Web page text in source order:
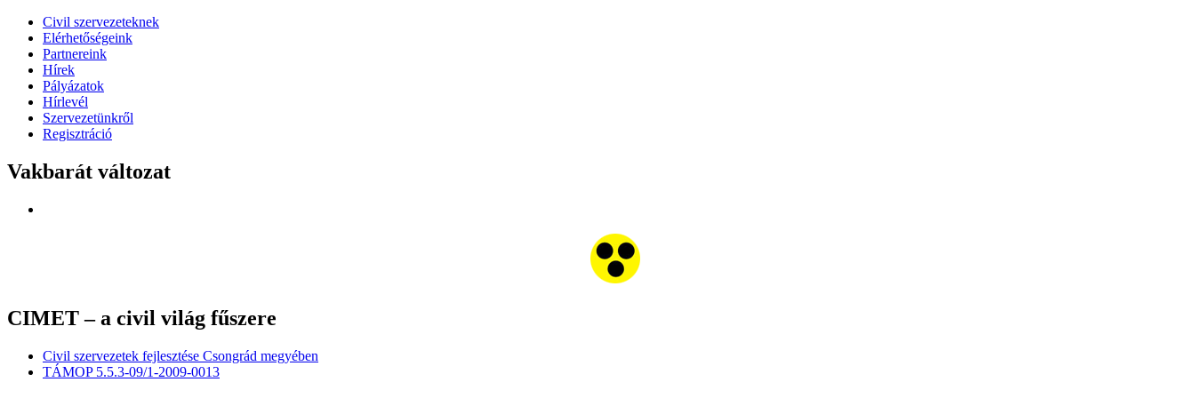
Civil szervezeteknek
Elérhetőségeink
Partnereink
Hírek
Pályázatok
Hírlevél
Szervezetünkről
Regisztráció
Vakbarát változat
CIMET – a civil világ fűszere
Civil szervezetek fejlesztése Csongrád megyében
TÁMOP 5.5.3-09/1-2009-0013